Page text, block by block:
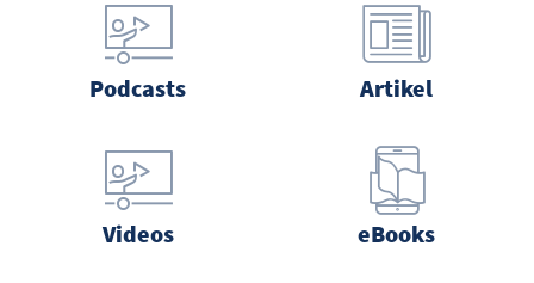
Podcasts Artikel
Videos eBooks